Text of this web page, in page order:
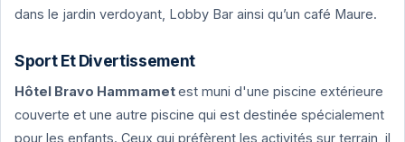
dans le jardin verdoyant, Lobby Bar ainsi qu’un café Maure.
Sport Et Divertissement
Hôtel Bravo Hammametest muni d'une piscine extérieure
couverte et une autre piscine qui est destinée spécialement
pour les enfants. Ceux qui préfèrent les activités sur terrain, il